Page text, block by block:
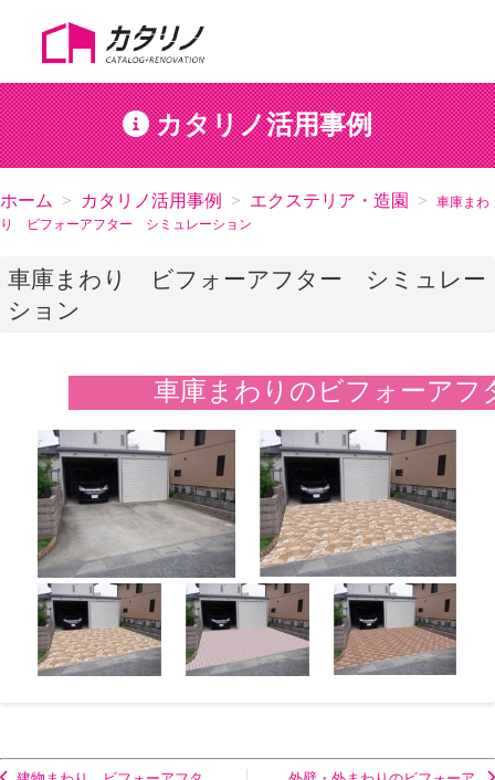
カタリノ活用事例
ホーム カタリノ活用事例 エクステリア・造園
車庫まわ
り ビフォーアフター シミュレーション
車庫まわり ビフォーアフター シミュレー
ション
車庫まわりのビフォーアフ